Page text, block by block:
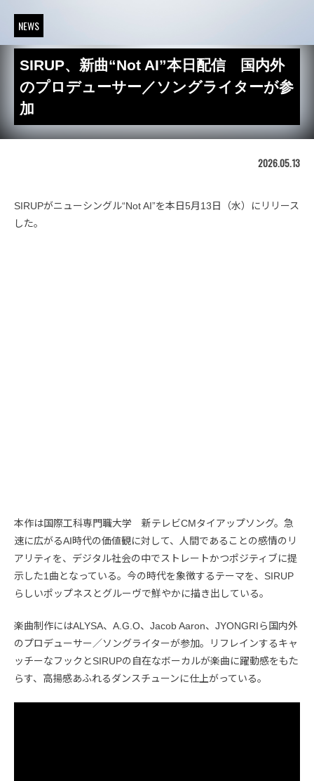
NEWS
SIRUP、新曲“Not AI”本日配信 国内外
のプロデューサー／ソングライターが参
加
2026.05.13
SIRUPがニューシングル“Not AI”を本日5月13日（水）にリリース
した。
本作は国際工科専門職大学 新テレビCMタイアップソング。急
速に広がるAI時代の価値観に対して、人間であることの感情のリ
アリティを、デジタル社会の中でストレートかつポジティブに提
示した1曲となっている。今の時代を象徴するテーマを、SIRUP
らしいポップネスとグルーヴで鮮やかに描き出している。
楽曲制作にはALYSA、A.G.O、Jacob Aaron、JYONGRIら国内外
のプロデューサー／ソングライターが参加。リフレインするキャ
ッチーなフックとSIRUPの自在なボーカルが楽曲に躍動感をもた
らす、高揚感あふれるダンスチューンに仕上がっている。